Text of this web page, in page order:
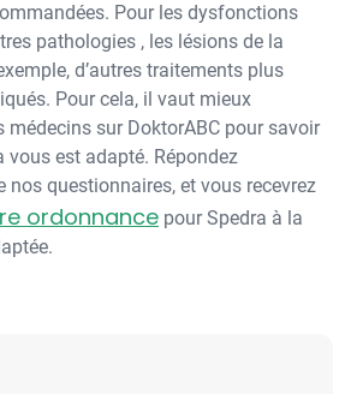
Pour les dysfonctions
pathologies , les lésions de la
d’autres traitements plus
Pour cela, il vaut mieux
médecins sur DoktorABC pour savoir
vous est adapté. Répondez
nos questionnaires, et vous recevrez
ordonnance pour Spedra à la